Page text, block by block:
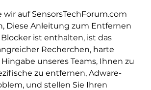
wir auf SensorsTechForum.com
Diese Anleitung zum Entfernen
ist enthalten, ist das
Recherchen, harte
unseres Teams, Ihnen zu
zu entfernen, Adware-
und stellen Sie Ihren